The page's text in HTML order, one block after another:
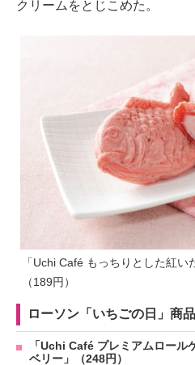
クリームをとじこめた。
「Uchi Café もっちりとした紅い
（189円）
ローソン「いちごの日」商
「Uchi Café プレミアムロール
ベリー」（248円）